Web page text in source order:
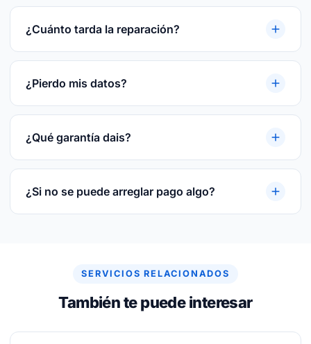
¿Cuánto tarda la reparación?
Reparaciones rápidas. Te damos plazo cerrado
tras el diagnóstico gratuito. Te damos plazo
¿Pierdo mis datos?
En la mayoría de las reparaciones, no. Si hay
riesgo te avisamos antes y hacemos backup
¿Qué garantía dais?
3 meses por escrito sobre la pieza reparada o
sustituida y sobre la mano de obra.
¿Si no se puede arreglar pago algo?
SERVICIOS RELACIONADOS
También te puede interesar